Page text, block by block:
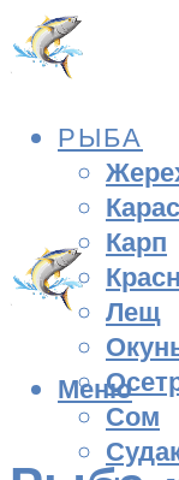
РЫБА
Карп
Лещ
Сом
Меню